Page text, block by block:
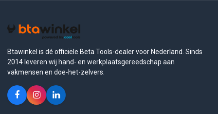
Btawinkel is dé officiële Beta Tools-dealer voor Nederland. Sinds
2014 leveren wij hand- en werkplaatsgereedschap aan
vakmensen en doe-het-zelvers.